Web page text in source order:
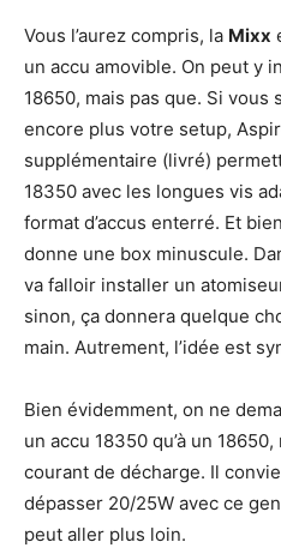
Vous l’aurez compris, la Mixx
un accu amovible. On peut y
18650, mais pas que. Si vous
encore plus votre setup,
supplémentaire (livré)
18350 avec les longues vis
format d’accus enterré. Et
donne une box minuscule.
va falloir installer un
sinon, ça donnera quelque
main. Autrement, l’idée est
Bien évidemment, on ne
un accu 18350 qu’à un
courant de décharge. Il
dépasser 20/25W avec ce
peut aller plus loin.